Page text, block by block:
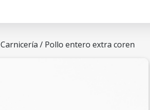
Carnicería / Pollo entero extra coren